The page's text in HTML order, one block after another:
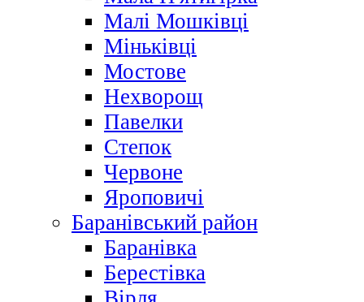
Малі Мошківці
Міньківці
Мостове
Нехворощ
Павелки
Степок
Червоне
Яроповичі
Баранівський район
Баранівка
Берестівка